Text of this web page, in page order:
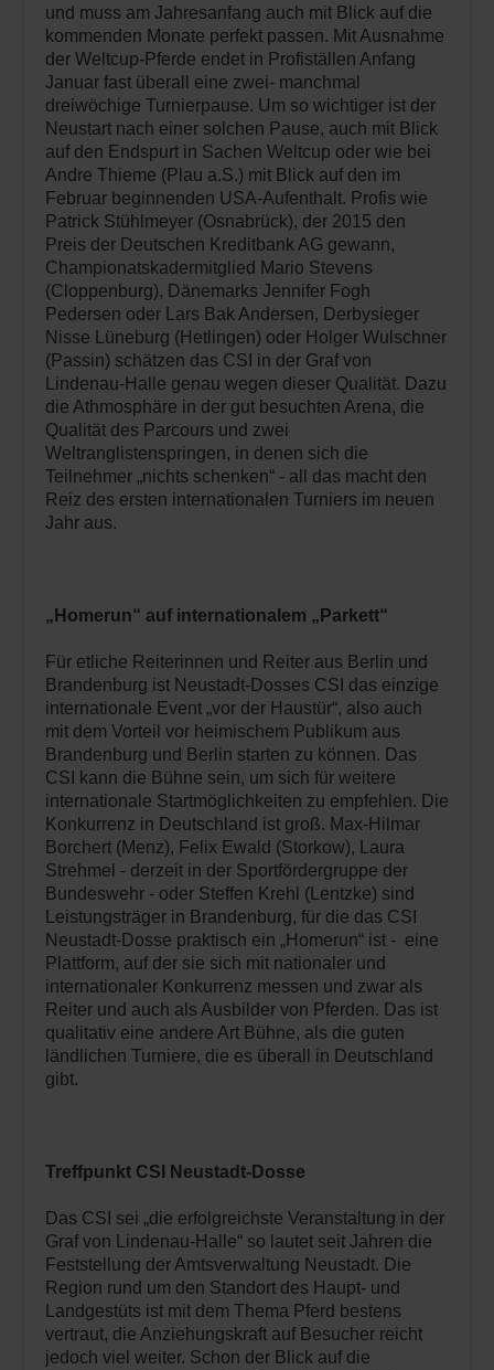
und muss am Jahresanfang auch mit Blick auf die
kommenden Monate perfekt passen. Mit Ausnahme
der Weltcup-Pferde endet in Profiställen Anfang
Januar fast überall eine zwei- manchmal
dreiwöchige Turnierpause. Um so wichtiger ist der
Neustart nach einer solchen Pause, auch mit Blick
auf den Endspurt in Sachen Weltcup oder wie bei
Andre Thieme (Plau a.S.) mit Blick auf den im
Februar beginnenden USA-Aufenthalt. Profis wie
Patrick Stühlmeyer (Osnabrück), der 2015 den
Preis der Deutschen Kreditbank AG gewann,
Championatskadermitglied Mario Stevens
(Cloppenburg), Dänemarks Jennifer Fogh
Pedersen oder Lars Bak Andersen, Derbysieger
Nisse Lüneburg (Hetlingen) oder Holger Wulschner
(Passin) schätzen das CSI in der Graf von
Lindenau-Halle genau wegen dieser Qualität. Dazu
die Athmosphäre in der gut besuchten Arena, die
Qualität des Parcours und zwei
Weltranglistenspringen, in denen sich die
Teilnehmer „nichts schenken“ - all das macht den
Reiz des ersten internationalen Turniers im neuen
Jahr aus.
„Homerun“ auf internationalem „Parkett“
Für etliche Reiterinnen und Reiter aus Berlin und
Brandenburg ist Neustadt-Dosses CSI das einzige
internationale Event „vor der Haustür“, also auch
mit dem Vorteil vor heimischem Publikum aus
Brandenburg und Berlin starten zu können. Das
CSI kann die Bühne sein, um sich für weitere
internationale Startmöglichkeiten zu empfehlen. Die
Konkurrenz in Deutschland ist groß. Max-Hilmar
Borchert (Menz), Felix Ewald (Storkow), Laura
Strehmel - derzeit in der Sportfördergruppe der
Bundeswehr - oder Steffen Krehl (Lentzke) sind
Leistungsträger in Brandenburg, für die das CSI
Neustadt-Dosse praktisch ein „Homerun“ ist - eine
Plattform, auf der sie sich mit nationaler und
internationaler Konkurrenz messen und zwar als
Reiter und auch als Ausbilder von Pferden. Das ist
qualitativ eine andere Art Bühne, als die guten
ländlichen Turniere, die es überall in Deutschland
gibt.
Treffpunkt CSI Neustadt-Dosse
Das CSI sei „die erfolgreichste Veranstaltung in der
Graf von Lindenau-Halle“ so lautet seit Jahren die
Feststellung der Amtsverwaltung Neustadt. Die
Region rund um den Standort des Haupt- und
Landgestüts ist mit dem Thema Pferd bestens
vertraut, die Anziehungskraft auf Besucher reicht
jedoch viel weiter. Schon der Blick auf die